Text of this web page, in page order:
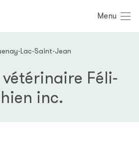
Menu
Lac-Saint-Jean
Féli-
inc.